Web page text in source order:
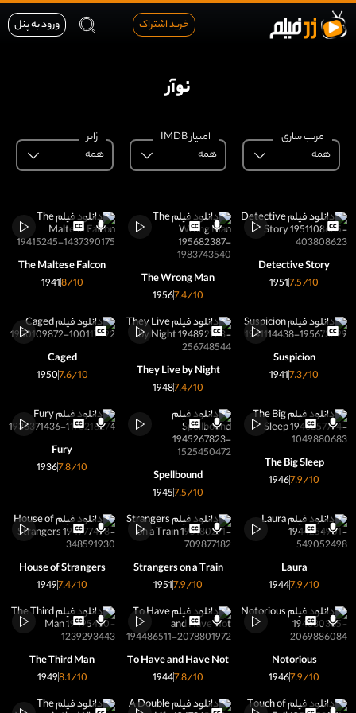
خرید اشتراک ورود به پنل
نوآر
مرتب سازی
همه
امتیاز IMDB
همه
ژانر
همه
Detective Story
19517.5/10
The Wrong Man
19567.4/10
The Maltese Falcon
19418/10
Suspicion
19417.3/10
They Live by Night
19487.4/10
Caged
19507.6/10
The Big Sleep
19467.9/10
Spellbound
19457.5/10
Fury
19367.8/10
Laura
19447.9/10
Strangers on a Train
19517.9/10
House of Strangers
19497.4/10
Notorious
19467.9/10
To Have and Have Not
19447.8/10
The Third Man
19498.1/10